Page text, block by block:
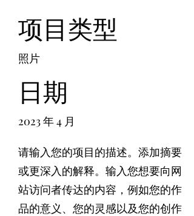
项目类型
照片
日期
2023 年 4 月
请输入您的项目的描述。添加摘要
或更深入的解释。输入您想要向网
站访问者传达的内容，例如您的作
品的意义、您的灵感以及您的创作